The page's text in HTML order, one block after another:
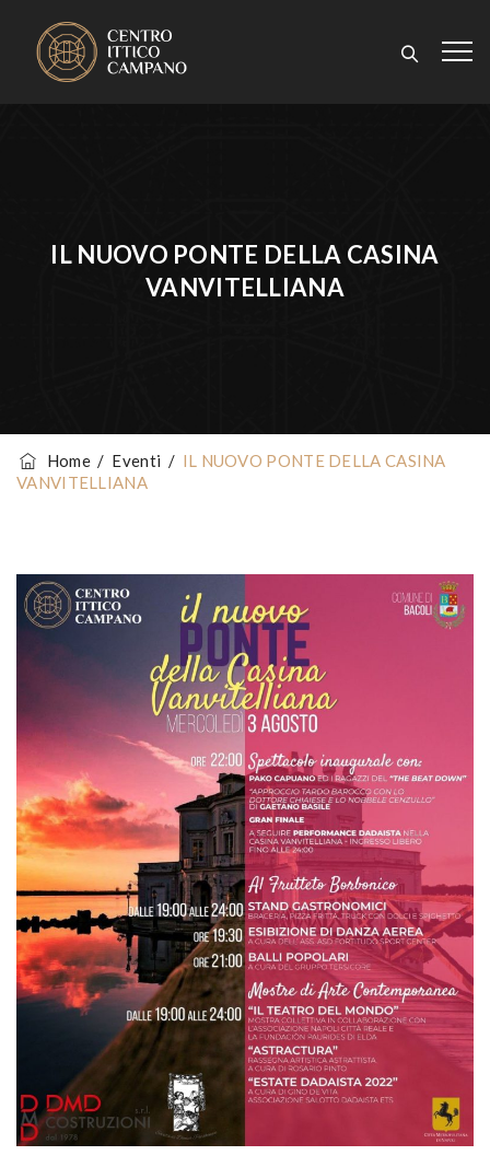
IL NUOVO PONTE DELLA CASINA
VANVITELLIANA
Home/ Eventi / IL NUOVO PONTE DELLA CASINA
VANVITELLIANA